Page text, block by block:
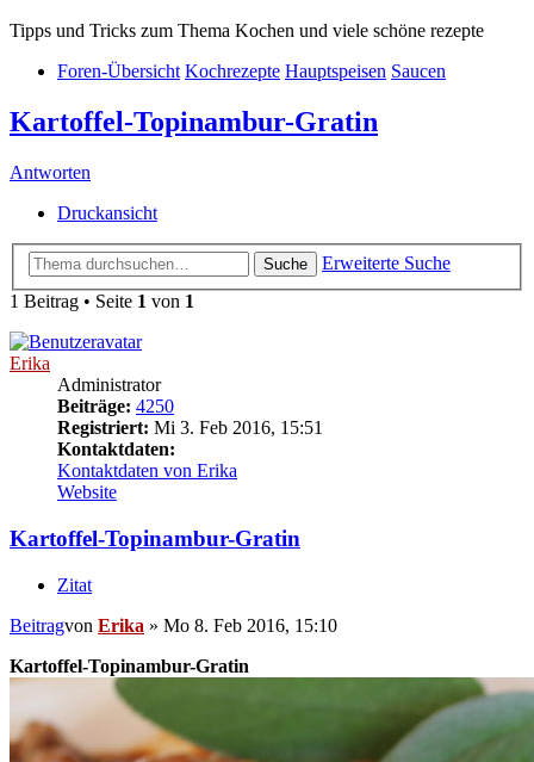
Tipps und Tricks zum Thema Kochen und viele schöne rezepte
Foren-Übersicht Kochrezepte Hauptspeisen Saucen
Kartoffel-Topinambur-Gratin
Antworten
Druckansicht
Suche
Erweiterte Suche
1 Beitrag • Seite 1 von 1
Erika
Administrator
Beiträge: 4250
Registriert: Mi 3. Feb 2016, 15:51
Kontaktdaten:
Kontaktdaten von Erika
Website
Kartoffel-Topinambur-Gratin
Zitat
Beitragvon Erika » Mo 8. Feb 2016, 15:10
Kartoffel-Topinambur-Gratin